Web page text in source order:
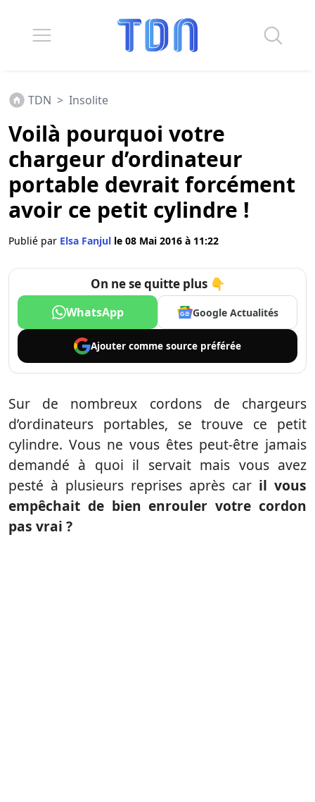
TDN > Insolite
Voilà pourquoi votre
chargeur d’ordinateur
portable devrait forcément
avoir ce petit cylindre !
Publié par Elsa Fanjul le 08 Mai 2016 à 11:22
On ne se quitte plus 👇
WhatsApp Google Actualités
Ajouter comme source préférée
Sur de nombreux cordons de chargeurs
d’ordinateurs portables, se trouve ce petit
cylindre. Vous ne vous êtes peut-être jamais
demandé à quoi il servait mais vous avez
pesté à plusieurs reprises après car il vous
empêchait de bien enrouler votre cordon
pas vrai ?